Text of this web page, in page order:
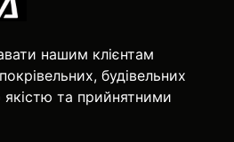
нашим клієнтам
будівельних
якістю та прийнятними